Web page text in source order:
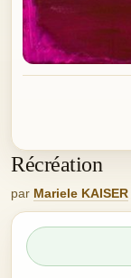
Récréation
par Mariele KAISER